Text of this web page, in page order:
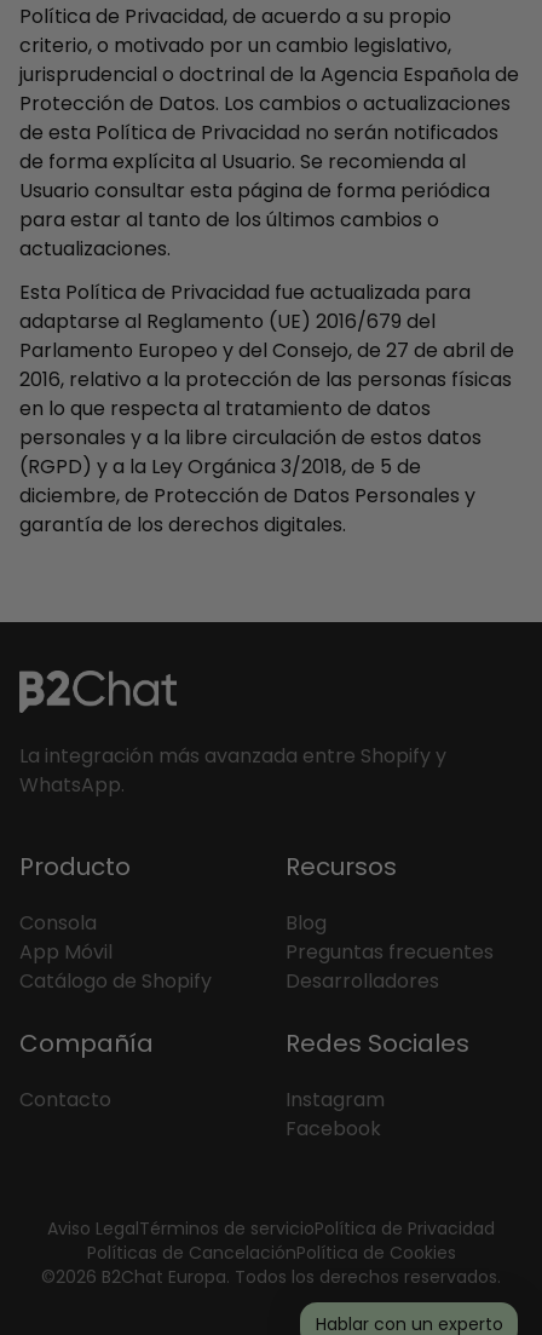
Política de Privacidad, de acuerdo a su propio
criterio, o motivado por un cambio legislativo,
jurisprudencial o doctrinal de la Agencia Española de
Protección de Datos. Los cambios o actualizaciones
de esta Política de Privacidad no serán notificados
de forma explícita al Usuario. Se recomienda al
Usuario consultar esta página de forma periódica
para estar al tanto de los últimos cambios o
actualizaciones.
Esta Política de Privacidad fue actualizada para
adaptarse al Reglamento (UE) 2016/679 del
Parlamento Europeo y del Consejo, de 27 de abril de
2016, relativo a la protección de las personas físicas
en lo que respecta al tratamiento de datos
personales y a la libre circulación de estos datos
(RGPD) y a la Ley Orgánica 3/2018, de 5 de
diciembre, de Protección de Datos Personales y
garantía de los derechos digitales.
Hablar con un experto
La integración más avanzada entre Shopify y
WhatsApp.
Producto
Consola
App Móvil
Catálogo de Shopify
Recursos
Blog
Preguntas frecuentes
Desarrolladores
Compañía
Contacto
Redes Sociales
Instagram
Facebook
©2026 B2Chat Europa. Todos los derechos reservados.
Aviso LegalTérminos de servicioPolítica de Privacidad
Políticas de CancelaciónPolítica de Cookies